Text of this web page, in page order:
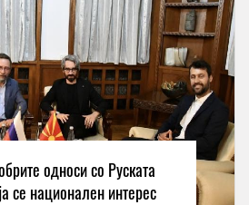
односи со Руската
се национален интерес